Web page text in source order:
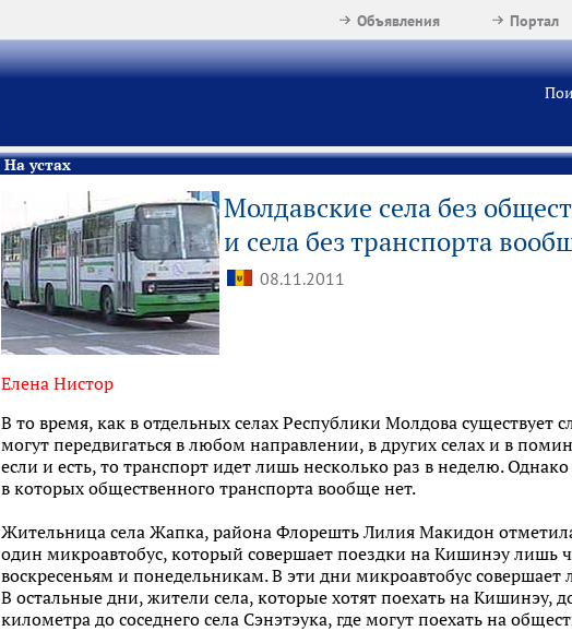
Портал
Объявления
На устах
Молдавские села без
и села без транспорта
08.11.2011
Елена Нистор
В то время, как в отдельных селах Республики Молдова
могут передвигаться в любом направлении, в других селах и в
если и есть, то транспорт идет лишь несколько раз в неделю. Однако
в которых общественного транспорта вообще нет.
Жительница села Жапка, района Флорешть Лилия Макидон
один микроавтобус, который совершает поездки на Кишинэу лишь
воскресеньям и понедельникам. В эти дни микроавтобус
В остальные дни, жители села, которые хотят поехать на Кишинэу,
километра до соседнего села Сэнэтэука, где могут поехать на